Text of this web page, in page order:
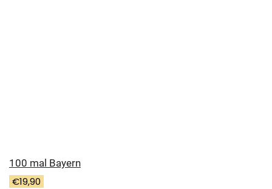
100 mal Bayern
€19,90